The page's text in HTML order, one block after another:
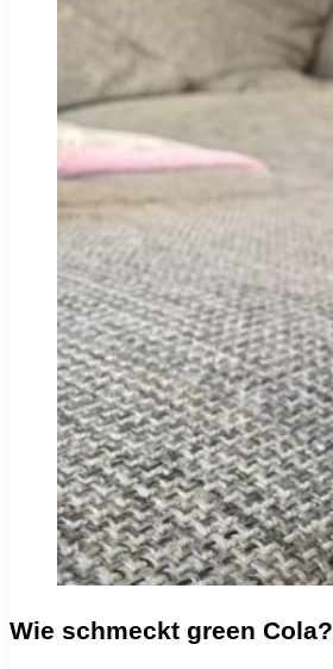
Wie schmeckt green Cola?